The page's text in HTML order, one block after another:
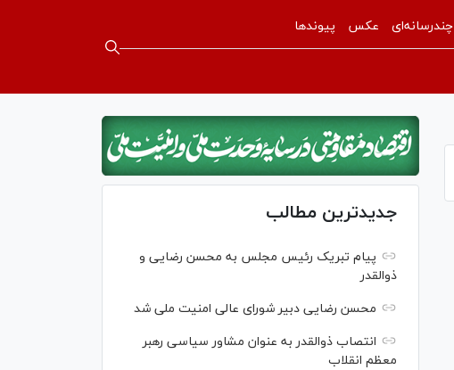
چندرسانه‌ای عکس پیوندها
جدیدترین مطالب
پیام تبریک رئیس مجلس به محسن رضایی و
ذوالقدر
محسن رضایی دبیر شورای عالی امنیت ملی شد
انتصاب ذوالقدر به عنوان مشاور سیاسی رهبر
معظم انقلاب